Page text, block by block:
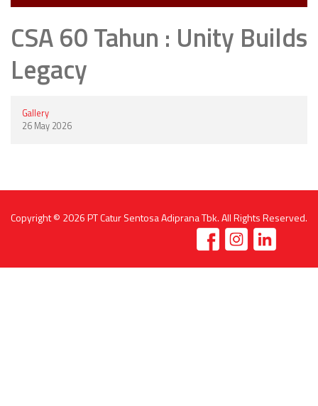
CSA 60 Tahun : Unity Builds
Legacy
Gallery
26 May 2026
Copyright © 2026PT Catur Sentosa Adiprana Tbk. All Rights Reserved.